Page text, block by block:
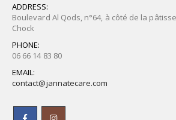
ADDRESS:
Boulevard Al Qods, n°64, à côté de la
Chock
PHONE:
06 66 14 83 80
EMAIL:
contact@jannatecare.com